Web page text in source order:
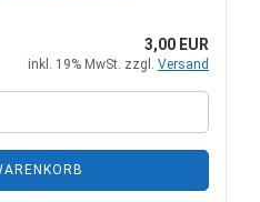
3,00 EUR
inkl. 19% MwSt. zzgl. Versand